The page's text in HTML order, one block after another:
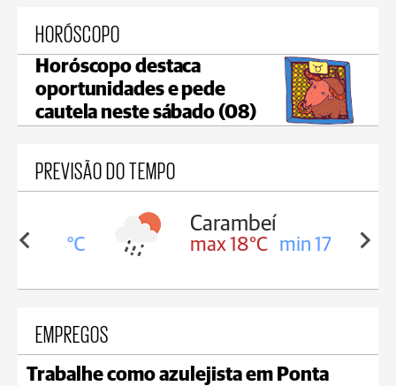
HORÓSCOPO
Horóscopo destaca
oportunidades e pede
cautela neste sábado (08)
PREVISÃO DO TEMPO
18°C
Carambeí
max 18°C min 17°C
EMPREGOS
Trabalhe como azulejista em Ponta